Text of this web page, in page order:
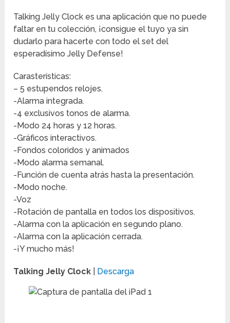
Talking Jelly Clock es una aplicación que no puede
faltar en tu colección, ¡consigue el tuyo ya sin
dudarlo para hacerte con todo el set del
esperadísimo Jelly Defense!
Carasterísticas:
– 5 estupendos relojes.
-Alarma integrada.
-4 exclusivos tonos de alarma.
-Modo 24 horas y 12 horas.
-Gráficos interactivos.
-Fondos coloridos y animados
-Modo alarma semanal.
-Función de cuenta atrás hasta la presentación.
-Modo noche.
-Voz
-Rotación de pantalla en todos los dispositivos.
-Alarma con la aplicación en segundo plano.
-Alarma con la aplicación cerrada.
-¡Y mucho más!
Talking Jelly Clock Descarga